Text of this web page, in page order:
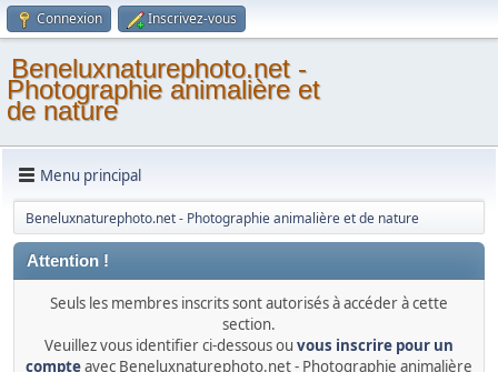
Connexion Inscrivez-vous
Beneluxnaturephoto.net -
Photographie animalière et
de nature
Menu principal
Beneluxnaturephoto.net - Photographie animalière et de nature
Attention !
Seuls les membres inscrits sont autorisés à accéder à cette
section.
Veuillez vous identifier ci-dessous ou vous inscrire pour un
compteavec Beneluxnaturephoto.net - Photographie animalière